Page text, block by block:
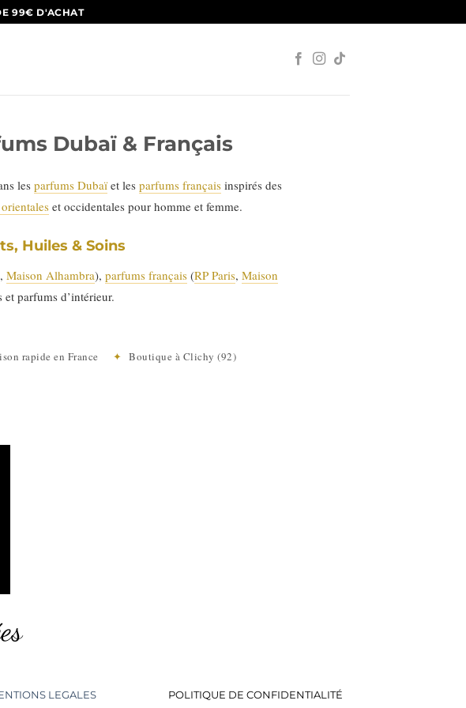
99€ D'ACHAT
Dubaï & Français
les parfums Dubaïet les parfums françaisinspirés des
et occidentales pour homme et femme.
Huiles & Soins
, Maison Alhambra), parfums français (RP Paris, Maison
parfums d’intérieur.
rapide en France ✦ Boutique à Clichy (92)
LEGALES POLITIQUE DE CONFIDENTIALITÉ